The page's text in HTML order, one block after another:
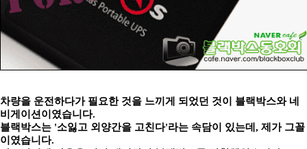
차량을 운전하다가 필요한 것을 느끼게 되었던 것이 블랙박스와 네
비게이션이였습니다.
블랙박스는 '소잃고 외양간을 고친다'라는 속담이 있는데, 제가 그꼴
이였습니다.